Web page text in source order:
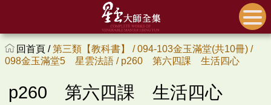
回首頁 /第三類【教科書】 /094-103金玉滿堂(共10冊) /
098金玉滿堂5 星雲法語 / p260 第六四課 生活四心
p260 第六四課 生活四心